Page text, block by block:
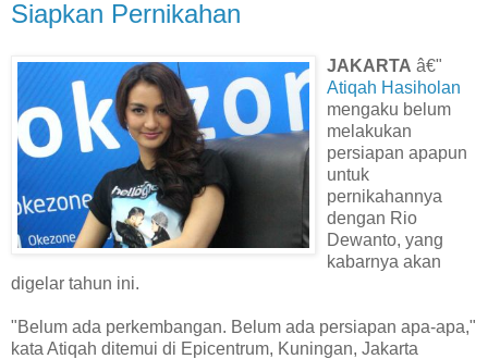
Siapkan Pernikahan
JAKARTA â€"
Atiqah Hasiholan
mengaku belum
melakukan
persiapan apapun
untuk
pernikahannya
dengan Rio
Dewanto, yang
kabarnya akan
digelar tahun ini.
"Belum ada perkembangan. Belum ada persiapan apa-apa,"
kata Atiqah ditemui di Epicentrum, Kuningan, Jakarta